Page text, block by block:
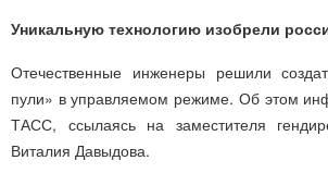
Уникальную технологию изобрели
Отечественные инженеры решили
пули» в управляемом режиме. Об этом
ТАСС, ссылаясь на заместителя
Виталия Давыдова.